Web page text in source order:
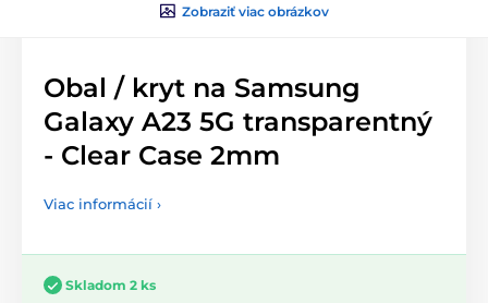
Zobraziť viac obrázkov
Obal / kryt na Samsung
Galaxy A23 5G transparentný
- Clear Case 2mm
Viac informácií ›
Skladom 2 ks